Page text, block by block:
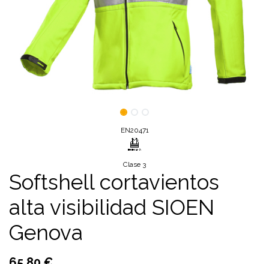
EN20471
Clase 3
​​​​Softshell cortavientos
alta visibilidad SIOEN
Genova